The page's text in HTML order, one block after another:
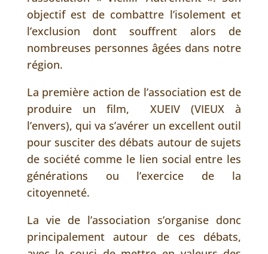
objectif est de combattre l’isolement et
l’exclusion dont souffrent alors de
nombreuses personnes âgées dans notre
région.
La première action de l’association est de
produire un film, XUEIV (VIEUX à
l’envers), qui va s’avérer un excellent outil
pour susciter des débats autour de sujets
de société comme le lien social entre les
générations ou l’exercice de la
citoyenneté.
La vie de l’association s’organise donc
principalement autour de ces débats,